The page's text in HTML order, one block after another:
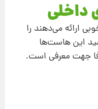
داخلی
خوبی ارائه می‌دهند را
این هاست‌ها
جهت معرفی است.